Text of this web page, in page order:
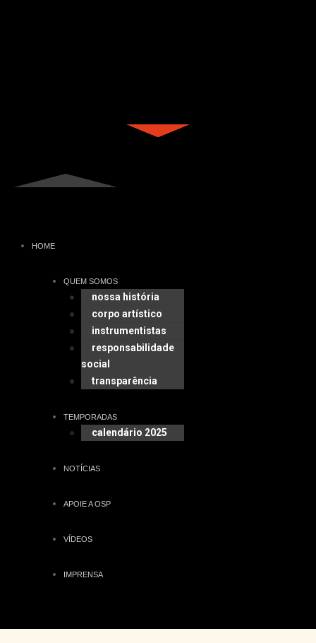
HOME
QUEM SOMOS
nossa história
corpo artístico
instrumentistas
responsabilidade
social
transparência
TEMPORADAS
calendário 2025
NOTÍCIAS
APOIE A OSP
VÍDEOS
IMPRENSA